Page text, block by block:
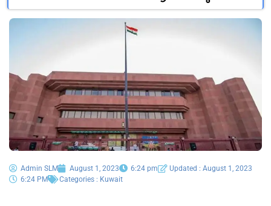
Admin SLM August 1, 2023 6:24 pm
Updated : August 1, 2023
6:24 PM
Categories : Kuwait